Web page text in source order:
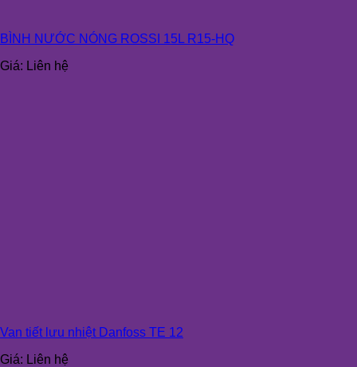
BÌNH NƯỚC NÓNG ROSSI 15L R15-HQ
Giá: Liên hệ
Van tiết lưu nhiệt Danfoss TE 12
Giá: Liên hệ